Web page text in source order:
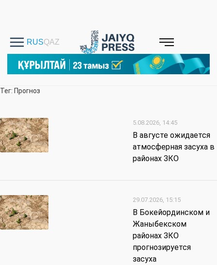
Тег: Прогноз
5.08.2026, 14:45
В августе ожидается
атмосферная засуха в
районах ЗКО
29.07.2026, 15:15
В Бокейординском и
Жаныбекском
районах ЗКО
прогнозируется
засуха